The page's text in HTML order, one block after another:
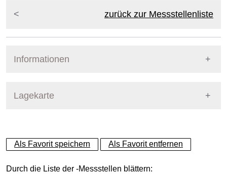
zurück zur Messstellenliste
Informationen
Lagekarte
+
−
Als Favorit speichern Als Favorit entfernen
Durch die Liste der -Messstellen blättern: